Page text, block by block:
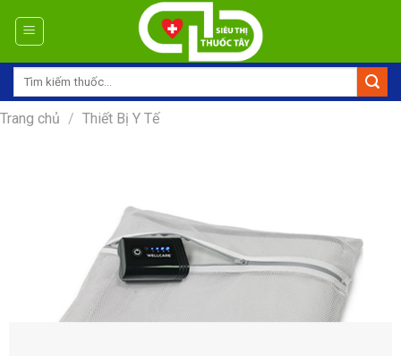
Tìm
Trang chủ / Thiết Bị Y Tế